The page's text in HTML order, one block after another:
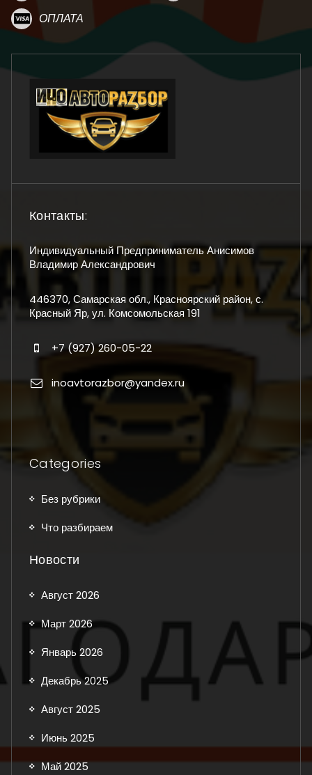
ОПЛАТА
Контакты:
Индивидуальный Предприниматель Анисимов
Владимир Александрович
446370, Самарская обл., Красноярский район, с.
Красный Яр, ул. Комсомольская 191
+7 (927) 260-05-22
inoavtorazbor@yandex.ru
Categories
Без рубрики
Что разбираем
Новости
Август 2026
Март 2026
Январь 2026
Декабрь 2025
Август 2025
Июнь 2025
Май 2025